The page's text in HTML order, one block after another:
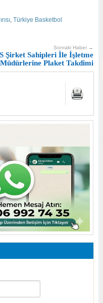
Türkiye Basketbol
Sonraki Haber →
Şirket Sahipleri İle İşletme
Müdürlerine Plaket Takdimi